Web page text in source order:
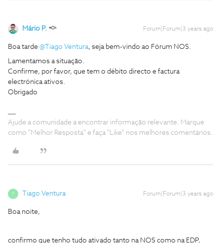
Mário P. Forum|Forum|3 years ago
Boa tarde @Tiago Ventura, seja bem-vindo ao Fórum NOS.
Lamentamos a situação.
Confirme, por favor, que tem o débito directo e factura
electrónica ativos.
Obrigado
Ajude a comunidade a encontrar informação relevante. Marque
como "Melhor Resposta" e faça "Like" nos melhores comentários.
T Tiago Ventura Forum|Forum|3 years ago
Boa noite,
confirmo que tenho tudo ativado tanto na NOS como na EDP,